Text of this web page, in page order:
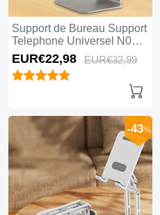
Support de Bureau Support
Telephone Universel N02
Argent
EUR€22,98 EUR€32,99
-43%